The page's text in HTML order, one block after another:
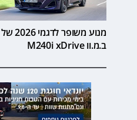
מנוע משופר לדגמי 2026 של
ב.מ.וו M240i xDrive